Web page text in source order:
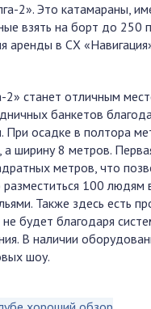
2». Это катамараны,
взять на борт до 250
аренды в СХ
2» станет отличным
банкетов
При осадке в полтора
ширину 8 метров.
метров, что
100 людям
Также здесь есть
будет благодаря
В наличии
шоу.